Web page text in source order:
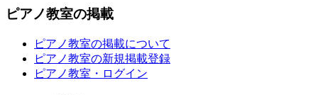
ピアノ教室の掲載
ピアノ教室の掲載について
ピアノ教室の新規掲載登録
ピアノ教室・ログイン